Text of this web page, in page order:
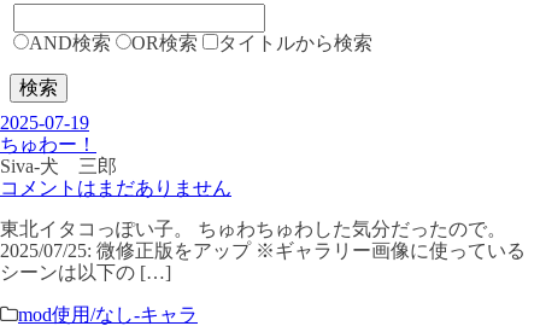
AND検索 OR検索 タイトルから検索
検索
2025-07-19
ちゅわー！
Siva-犬 三郎
コメントはまだありません
東北イタコっぽい子。 ちゅわちゅわした気分だったので。
2025/07/25: 微修正版をアップ ※ギャラリー画像に使っている
シーンは以下の […]
mod使用/なし-キャラ